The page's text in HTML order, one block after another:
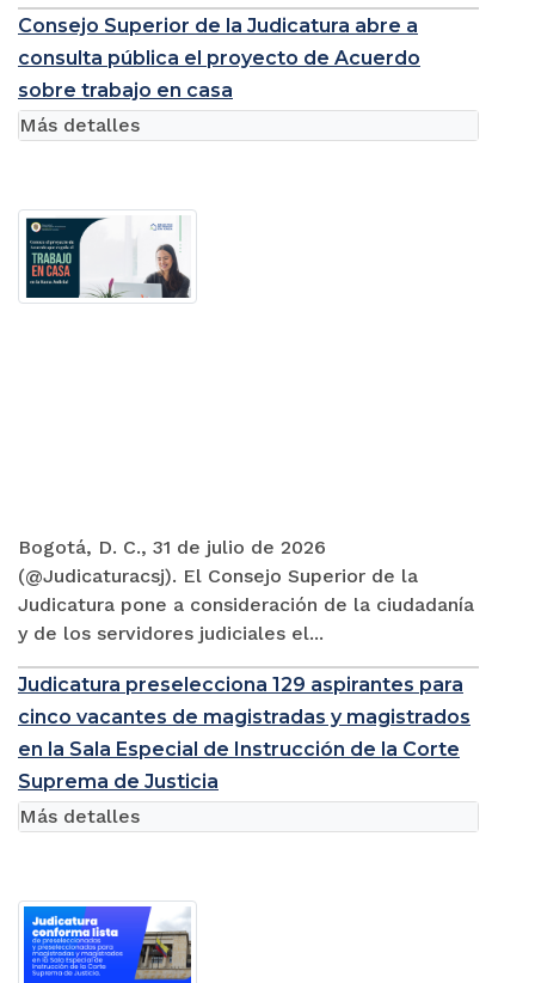
Consejo Superior de la Judicatura abre a
consulta pública el proyecto de Acuerdo
sobre trabajo en casa
Bogotá, D. C., 31 de julio de 2026
(@Judicaturacsj). El Consejo Superior de la
Judicatura pone a consideración de la ciudadanía
y de los servidores judiciales el...
Más detalles
Judicatura preselecciona 129 aspirantes para
cinco vacantes de magistradas y magistrados
en la Sala Especial de Instrucción de la Corte
Suprema de Justicia
Más detalles